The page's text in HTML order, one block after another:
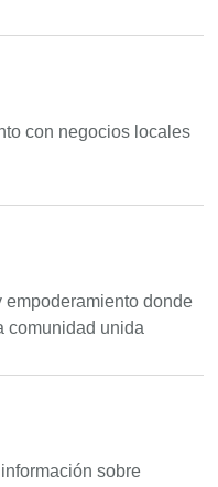
con negocios locales
empoderamiento donde
comunidad unida
sobre